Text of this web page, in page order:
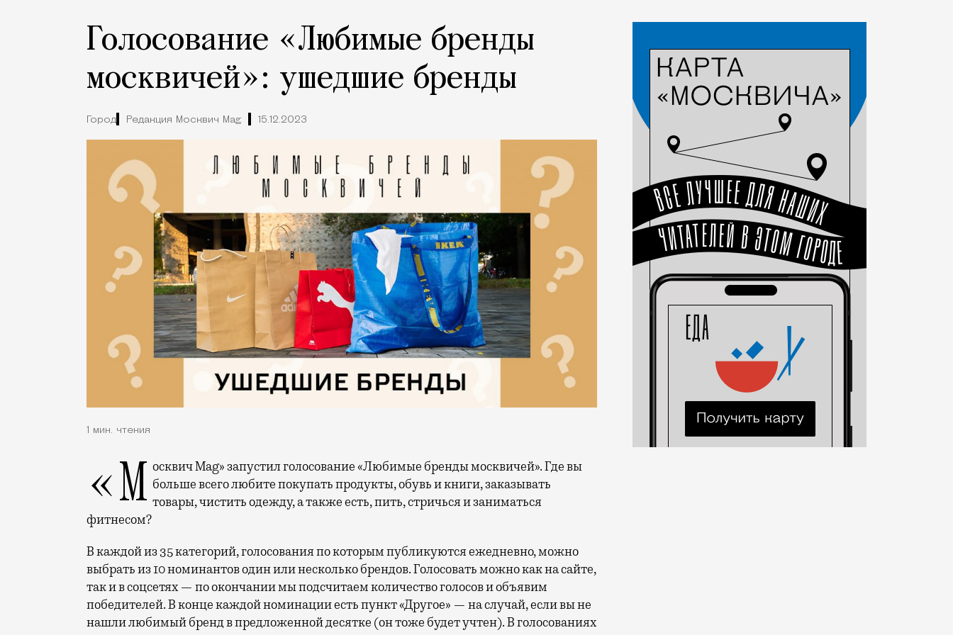
Голосование «Любимые бренды
москвичей»: ушедшие бренды
Город Редакция Москвич Mag 15.12.2023
1 мин. чтения
«Москвич Mag» запустил голосование «Любимые бренды москвичей». Где вы больше всего любите покупать продукты, обувь и книги, заказывать
товары, чистить одежду, а также есть, пить, стричься и заниматься
фитнесом?
В каждой из 35 категорий, голосования по которым публикуются ежедневно, можно
выбрать из 10 номинантов один или несколько брендов. Голосовать можно как на сайте,
так и в соцсетях — по окончании мы подсчитаем количество голосов и объявим
победителей. В конце каждой номинации есть пункт «Другое» — на случай, если вы не
нашли любимый бренд в предложенной десятке (он тоже будет учтен). В голосованиях